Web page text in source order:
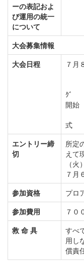
ーの表記およ
び運用の統一
について
大会募集情報
大会日程
７
ｸ
開
式
エントリー締
切
所定
えて
（
７月
参加資格
プロ
参加費用
７０
救 命 具
すべ
用し
償責